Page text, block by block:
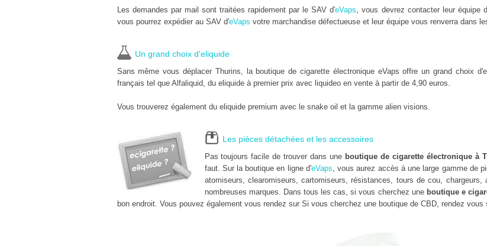
Les demandes par mail sont traitées rapidement par le SAV d'eVaps, vous devrez contacter leur équipe
vous pourrez expédier au SAV d'eVaps votre marchandise défectueuse et leur équipe vous renverra dans
Un grand choix d'eliquide
Sans même vous déplacer Thurins, la boutique de cigarette électronique eVaps offre un grand choix
français tel que Alfaliquid, du eliquide à premier prix avec liquideo en vente à partir de 4,90 euros.
Vous trouverez également du eliquide premium avec le snake oil et la gamme alien visions.
Les pièces détachées et les accessoires
Pas toujours facile de trouver dans une boutique de cigarette électronique à
faut. Sur la boutique en ligne d'eVaps, vous aurez accès à une large gamme de
atomiseurs, clearomiseurs, cartomiseurs, résistances, tours de cou,
nombreuses marques. Dans tous les cas, si vous cherchez une boutique e
bon endroit. Vous pouvez également vous rendez sur Si vous cherchez une boutique de CBD, rendez vous